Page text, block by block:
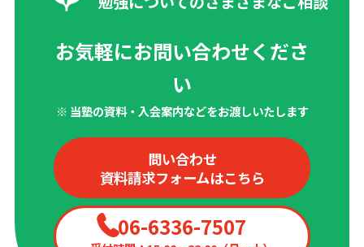
お気軽にお問い合わせくださ
い
※ 当塾の資料・入会案内などをお渡しいたします
問い合わせ
資料請求フォームはこちら
06-6336-7507